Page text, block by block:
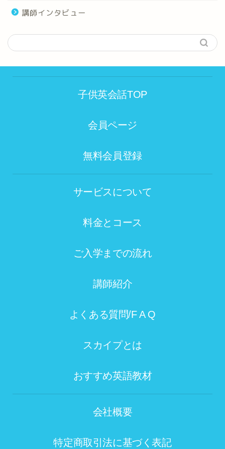
講師インタビュー
子供英会話TOP
会員ページ
無料会員登録
サービスについて
料金とコース
ご入学までの流れ
講師紹介
よくある質問/F A Q
スカイプとは
おすすめ英語教材
会社概要
特定商取引法に基づく表記